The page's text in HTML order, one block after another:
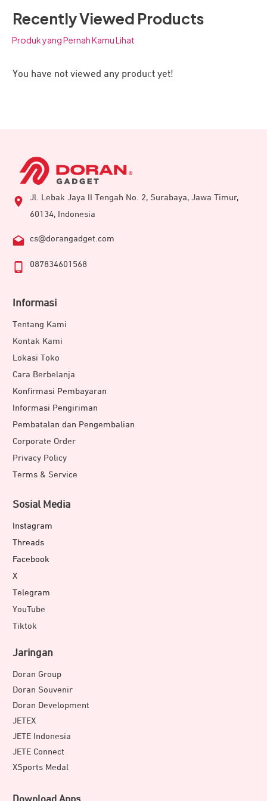
sambungkan ke charger pada sumber listrik, maka
otomatis akan mengalirkan arus listrik.
yang kuat. Ini membuatnya tidak mudah retak dan pecah.
Material JETE CX11 Series menggunakan bahan TPE+
Recently Viewed Products
Produk yang Pernah Kamu Lihat
You have not viewed any product yet!
Jl. Lebak Jaya II Tengah No. 2, Surabaya, Jawa Timur,
60134, Indonesia
cs@dorangadget.com
087834601568
Informasi
Tentang Kami
Kontak Kami
Lokasi Toko
Cara Berbelanja
Konfirmasi Pembayaran
Informasi Pengiriman
Pembatalan dan Pengembalian
Corporate Order
Privacy Policy
Terms & Service
Sosial Media
Instagram
Threads
Facebook
X
Telegram
YouTube
Tiktok
Jaringan
Doran Group
Doran Souvenir
Doran Development
JETEX
JETE Indonesia
JETE Connect
XSports Medal